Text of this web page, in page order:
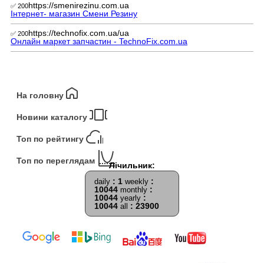
✅ 200https://smenirezinu.com.ua
Інтернет- магазин Смени Резину
✅ 200https://technofix.com.ua/ua
Онлайн маркет запчастин - TechnoFix.com.ua
На головну
Новини каталогу
Топ по рейтингу
Топ по переглядам
daily : 1 weekly :
10044 monthly :
10044 yearly :
10044 all : 23900